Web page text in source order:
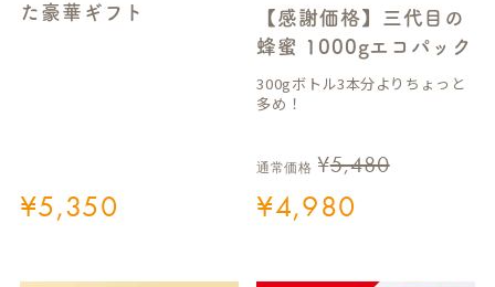
た豪華ギフト
¥5,350
【感謝価格】三代目の
蜂蜜 1000gエコパック
300gボトル3本分よりちょっと
多め！
通常価格 ¥5,480
¥4,980